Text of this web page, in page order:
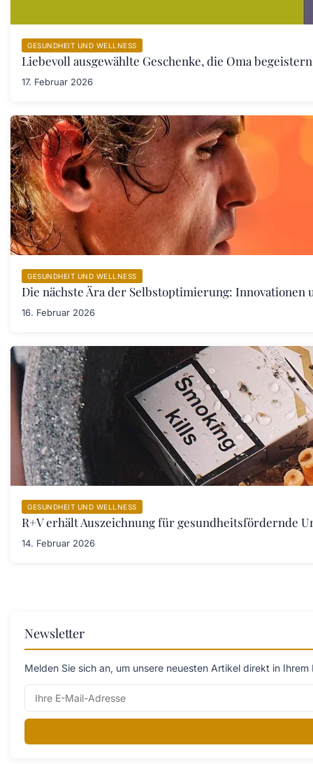
GESUNDHEIT UND WELLNESS
Liebevoll ausgewählte Geschenke, die Oma
17. Februar 2026
GESUNDHEIT UND WELLNESS
Die nächste Ära der Selbstoptimierung:
16. Februar 2026
GESUNDHEIT UND WELLNESS
R+V erhält Auszeichnung für gesundheitsfördernde
14. Februar 2026
Newsletter
Melden Sie sich an, um unsere neuesten Artikel direkt in